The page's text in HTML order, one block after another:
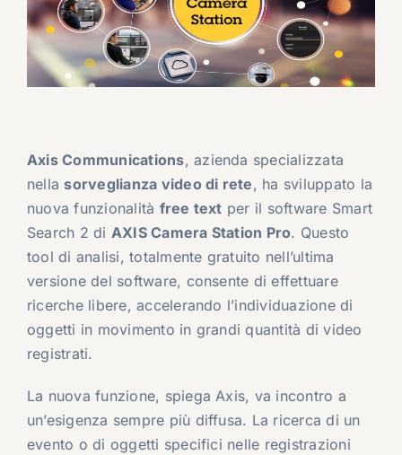
Axis Communications, azienda specializzata
nella sorveglianza video di rete, ha sviluppato la
nuova funzionalità free text per il software Smart
Search 2 di AXIS Camera Station Pro. Questo
tool di analisi, totalmente gratuito nell’ultima
versione del software, consente di effettuare
ricerche libere, accelerando l’individuazione di
oggetti in movimento in grandi quantità di video
registrati.
La nuova funzione, spiega Axis, va incontro a
un’esigenza sempre più diffusa. La ricerca di un
evento o di oggetti specifici nelle registrazioni